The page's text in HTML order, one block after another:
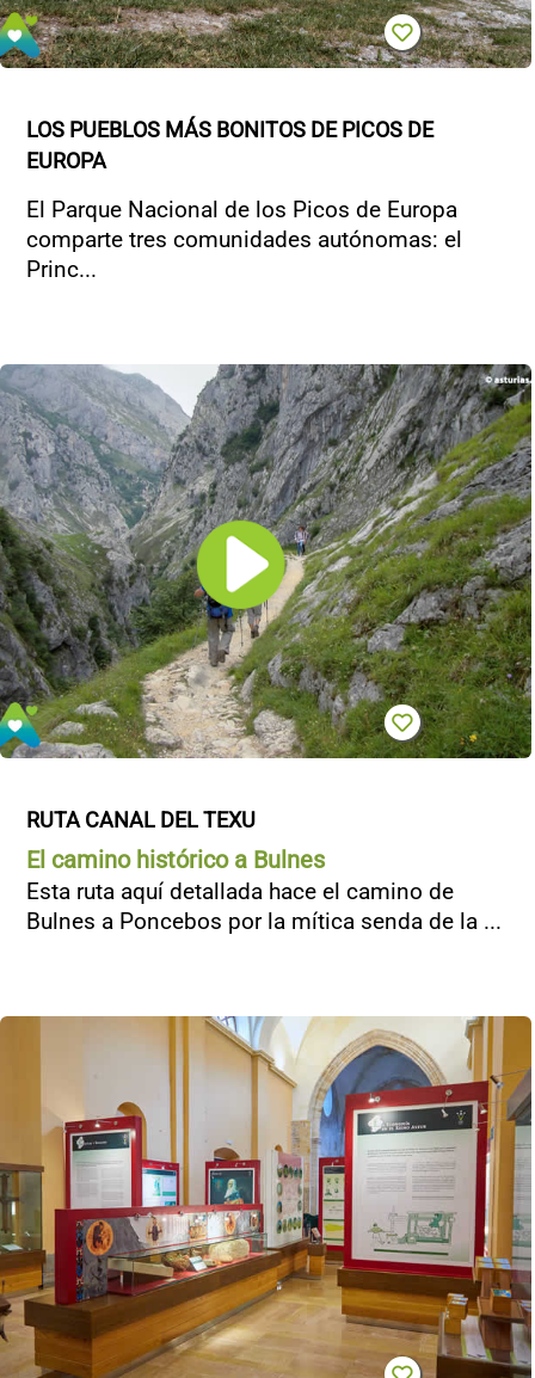
LOS PUEBLOS MÁS BONITOS DE PICOS DE
EUROPA
El Parque Nacional de los Picos de Europa
comparte tres comunidades autónomas: el
Princ...
RUTA CANAL DEL TEXU
El camino histórico a Bulnes
Esta ruta aquí detallada hace el camino de
Bulnes a Poncebos por la mítica senda de la ...